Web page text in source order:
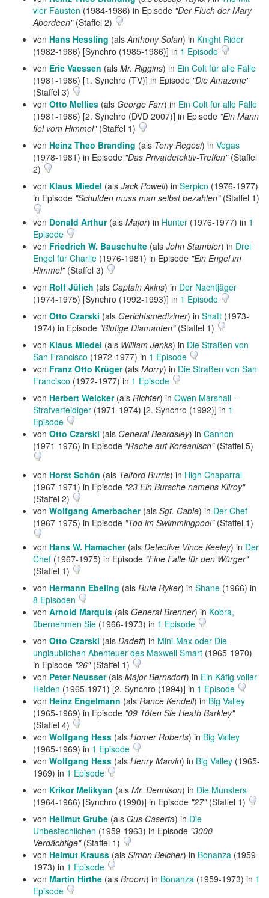
vier Fäusten (1984-1986) in Episode "Der Fluch der Mary
Aberdeen"(Staffel 2)
von Hans Hessling (alsAnthony Solan) in Knight Rider
(1982-1986) [Synchro (1985-1986)] in 1 Episode
von Eric Vaessen (als Mr. Riggins) in Ein Colt für alle Fälle
(1981-1986) [1. Synchro (TV)] in Episode "Die Amazone"
(Staffel 3)
von Otto Mellies (als George Farr) in Ein Colt für alle Fälle
(1981-1986) [2. Synchro (DVD 2007)] in Episode "Ein Mann
fiel vom Himmel"(Staffel 1)
von Heinz Theo Branding (als Tony Regosi) in Vegas
(1978-1981) in Episode "Das Privatdetektiv-Treffen"(Staffel
2)
von Klaus Miedel (als Jack Powell) in Serpico (1976-1977)
in Episode "Schulden muss man selbst bezahlen"(Staffel 1)
von Donald Arthur(als Major) in Hunter (1976-1977) in 1
Episode
von Friedrich W. Bauschulte (als John Stambler) in Drei
Engel für Charlie (1976-1981) in Episode "Ein Engel im
Himmel"(Staffel 3)
von Rolf Jülich (als Captain Akins) in Der Nachtjäger
(1974-1975) [Synchro (1992-1993)] in 1 Episode
von Otto Czarski (als Gerichtsmediziner) in Shaft (1973-
1974) in Episode "Blutige Diamanten"(Staffel 1)
von Klaus Miedel (als William Jenks) in Die Straßen von
San Francisco (1972-1977) in 1 Episode
von Franz Otto Krüger(als Morry) in Die Straßen von San
Francisco (1972-1977) in 1 Episode
von Herbert Weicker(als Richter) in Owen Marshall -
Strafverteidiger (1971-1974) [2. Synchro (1992)] in 1
Episode
von Otto Czarski (als General Beardsley) in Cannon
(1971-1976) in Episode "Rache auf Koreanisch"(Staffel 5)
von Horst Schön (als Telford Burris) in High Chaparral
(1967-1971) in Episode "23 Ein Bursche namens Kilroy"
(Staffel 2)
von Wolfgang Amerbacher(als Sgt. Cable) in Der Chef
(1967-1975) in Episode "Tod im Swimmingpool"(Staffel 1)
von Hans W. Hamacher(als Detective Vince Keeley) in Der
Chef (1967-1975) in Episode "Eine Falle für den Würger"
(Staffel 1)
von Hermann Ebeling (als Rufe Ryker) in Shane (1966) in
8 Episoden
von Arnold Marquis (als General Brenner) in Kobra,
übernehmen Sie (1966-1973) in 1 Episode
von Otto Czarski (als Dadeff) in Mini-Max oder Die
unglaublichen Abenteuer des Maxwell Smart (1965-1970)
in Episode "26"(Staffel 1)
von Peter Neusser(als Major Bernsdorf) in Ein Käfig voller
Helden (1965-1971) [2. Synchro (1994)] in 1 Episode
von Heinz Engelmann (als Rance Kendell) in Big Valley
(1965-1969) in Episode "09 Töten Sie Heath Barkley"
(Staffel 4)
von Wolfgang Hess (als Homer Roberts) in Big Valley
(1965-1969) in 1 Episode
von Wolfgang Hess (als Henry Marvin) in Big Valley (1965-
1969) in 1 Episode
von Krikor Melikyan (als Mr. Dennison) in Die Munsters
(1964-1966) [Synchro (1990)] in Episode "27"(Staffel 1)
von Hellmut Grube (als Gus Caserta) in Die
Unbestechlichen (1959-1963) in Episode "3000
Verdächtige"(Staffel 1)
von Helmut Krauss (als Simon Belcher) in Bonanza (1959-
1973) in 1 Episode
von Martin Hirthe (als Broom) in Bonanza (1959-1973) in 1
Episode